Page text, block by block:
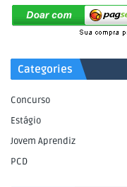
Categories
Concurso
Estágio
Jovem Aprendiz
PCD